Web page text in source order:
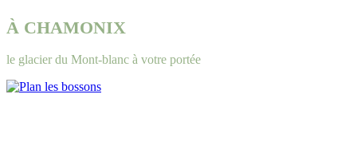
À CHAMONIX
le glacier du Mont-blanc à votre portée